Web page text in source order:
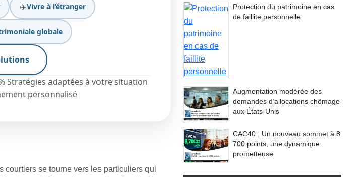
✈️Vivre à l’étranger
globale
Stratégies adaptées à votre situation
personnalisé
courtiers se tourne vers les particuliers qui
Protection du patrimoine en cas
de faillite personnelle
Augmentation modérée des
demandes d’allocations chômage
aux États-Unis
CAC40 : Un nouveau sommet à 8
700 points, une dynamique
prometteuse